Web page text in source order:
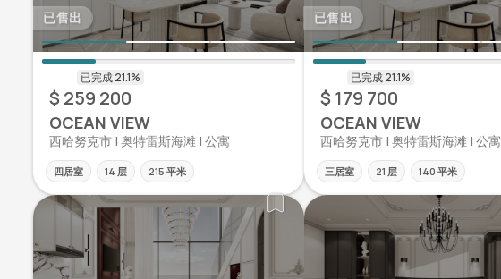
已售出
$ 259 200
OCEAN VIEW
西哈努克市 | 奥特雷斯海滩 | 公寓
四居室 14 层 215 平米
已售出
$ 179 700
OCEAN VIEW
西哈努克市 | 奥特雷斯海滩 | 公寓
三居室 21 层 140 平米